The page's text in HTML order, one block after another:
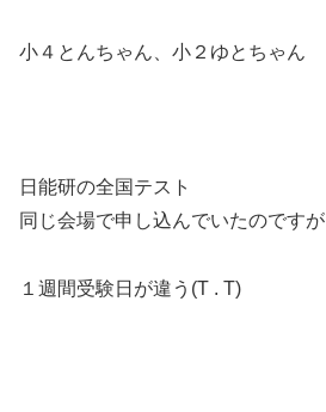
小４とんちゃん、小２ゆとちゃん
日能研の全国テスト
同じ会場で申し込んでいたのですが
１週間受験日が違う(T . T)